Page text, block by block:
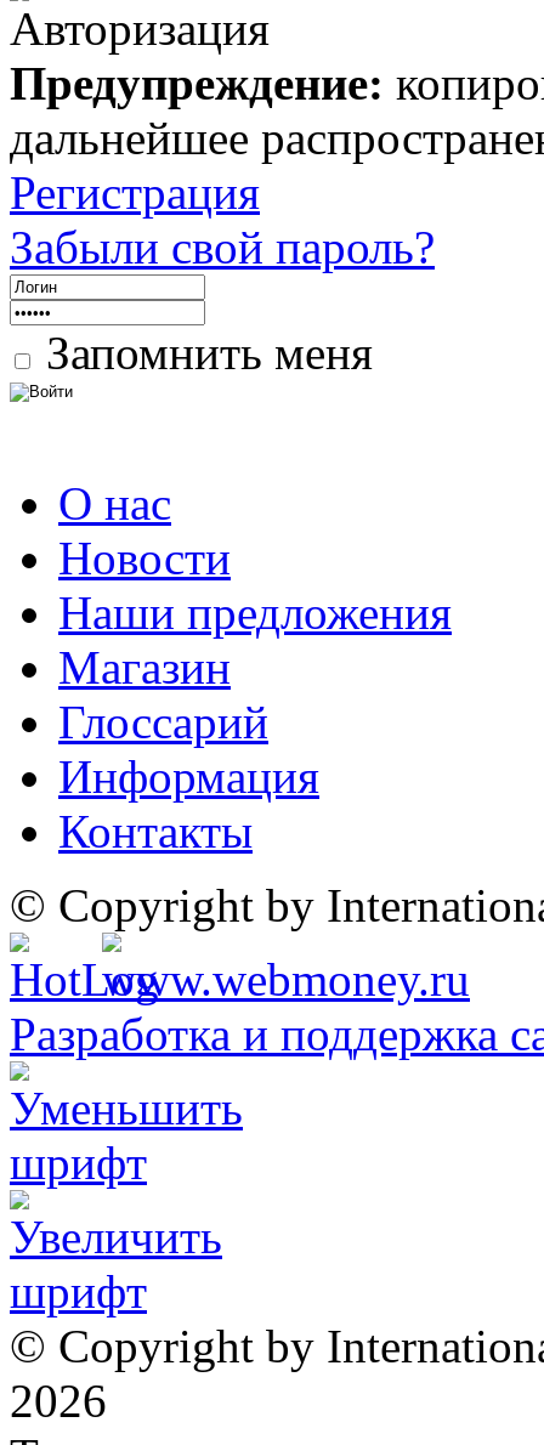
Авторизация
Предупреждение:
дальнейшее
Регистрация
Забыли свой пароль?
Запомнить меня
О нас
Новости
Наши предложения
Магазин
Глоссарий
Информация
Контакты
© Copyright by
Разработка и поддержка
© Copyright by
2026